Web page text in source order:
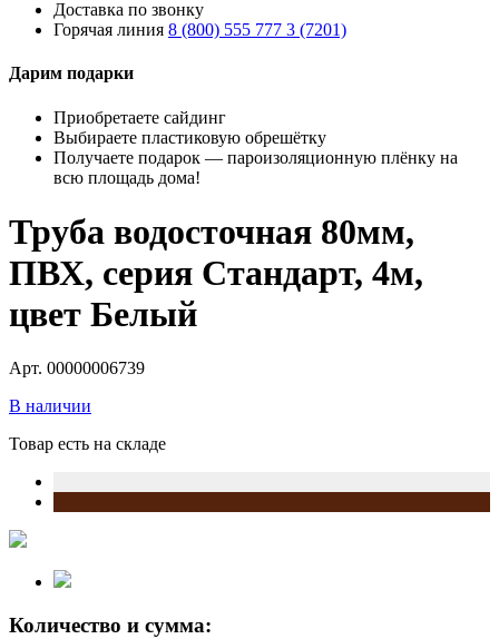
Доставка по звонку
Горячая линия 8 (800) 555 777 3 (7201)
Дарим подарки
Приобретаете сайдинг
Выбираете пластиковую обрешётку
Получаете подарок — пароизоляционную плёнку на
всю площадь дома!
Труба водосточная 80мм,
ПВХ, серия Стандарт, 4м,
цвет Белый
Арт. 00000006739
В наличии
Товар есть на складе
Количество и сумма: